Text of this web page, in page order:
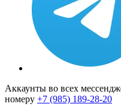
Аккаунты во всех
номеру +7 (985) 189-28-20